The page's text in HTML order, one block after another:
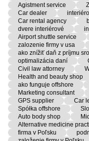
Agistment service
Car dealer
Car rental agency
dvere interiérové
Airport shuttle service
zalozenie firmy v usa
ako znížiť daň z príjmu sro
optimalizácia daní
Civil law attorney
Health and beauty shop
ako funguje offshore
Marketing consultant
GPS supplier
Car
Spółka offshore
Auto body shop
Alternative medicine
firma v Poľsku